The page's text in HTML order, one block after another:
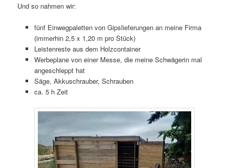
Und so nahmen wir:
fünf Einwegpaletten von Gipslieferungen an meine Firma
(immerhin 2,5 x 1,20 m pro Stück)
Leistenreste aus dem Holzcontainer
Werbeplane von einer Messe, die meine Schwägerin mal
angeschleppt hat
Säge, Akkuschrauber, Schrauben
ca. 5 h Zeit